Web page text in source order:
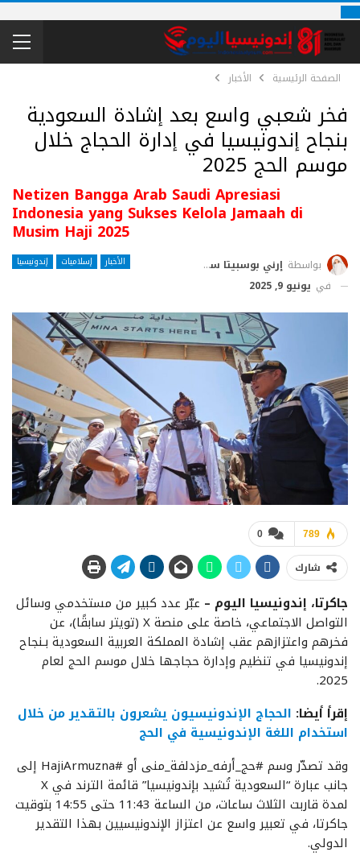
الصفحة الرئيسية الأخبار
فخر شعبي واسع بعد إشادة السعودية
بنجاح إندونيسيا في إدارة الحجاج خلال
موسم الحج 2025
Netizen Bangga Arab Saudi Apresiasi
Indonesia yang Sukses Kelola Jamaah di
Musim Haji 2025
الأخبار إسلاميات إندونيسيا بواسطة إرني بوسبيتا ساري
في يونيو 9, 2025
0 789
شارك
جاكرتا، إندونيسيا اليوم – عبّر عدد كبير من مستخدمي وسائل
التواصل الاجتماعي، خاصة على منصة X (تويتر سابقًا)، عن
فخرهم واعتزازهم عقب إشادة المملكة العربية السعودية بـنجاح
إندونيسيا في تنظيم وإدارة حجاجها خلال موسم الحج لعام
2025.
إقرأ أيضا: الحجاج الإندونيسيون يشعرون بالتقدير من خلال
استخدام اللغة الإندونيسية في الحج
وقد تصدّر وسم #حج_أرفه_مزدلفة_منى أو #HajiArmuzna إلى
جانب عبارة “السعودية تُشيد بإندونيسيا” قائمة الترند في X
لمدة قاربت الثلاث ساعات، من الساعة 11:43 حتى 14:55 بتوقيت
جاكرتا، في تعبير واسع عن اعتزاز الإندونيسيين بهذا التقدير
الدولي.